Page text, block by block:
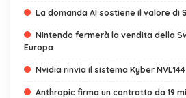
La domanda AI sostiene il valore di
Nintendo fermerà la vendita della
Europa
Nvidia rinvia il sistema Kyber NVL144
Anthropic firma un contratto da 19